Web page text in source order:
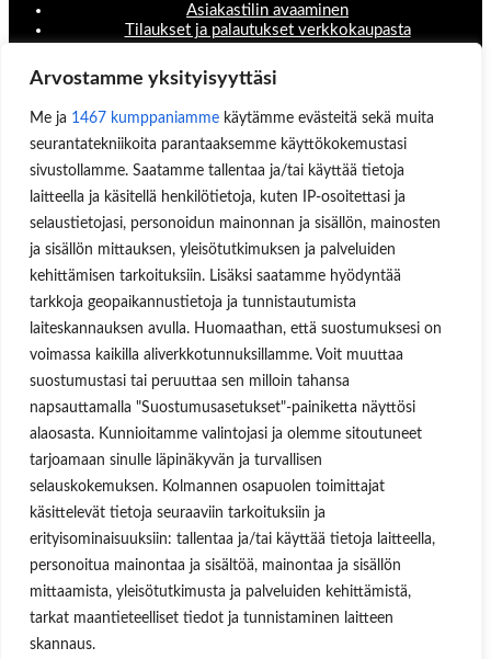
Arvostamme yksityisyyttäsi
Me ja 1467 kumppaniamme käytämme evästeitä sekä muita
seurantatekniikoita parantaaksemme käyttökokemustasi
sivustollamme. Saatamme tallentaa ja/tai käyttää tietoja
laitteella ja käsitellä henkilötietoja, kuten IP-osoitettasi ja
selaustietojasi, personoidun mainonnan ja sisällön, mainosten
ja sisällön mittauksen, yleisötutkimuksen ja palveluiden
kehittämisen tarkoituksiin. Lisäksi saatamme hyödyntää
tarkkoja geopaikannustietoja ja tunnistautumista
laiteskannauksen avulla. Huomaathan, että suostumuksesi on
voimassa kaikilla aliverkkotunnuksillamme. Voit muuttaa
suostumustasi tai peruuttaa sen milloin tahansa
napsauttamalla "Suostumusasetukset"-painiketta näyttösi
alaosasta. Kunnioitamme valintojasi ja olemme sitoutuneet
tarjoamaan sinulle läpinäkyvän ja turvallisen
selauskokemuksen. Kolmannen osapuolen toimittajat
käsittelevät tietoja seuraaviin tarkoituksiin ja
erityisominaisuuksiin: tallentaa ja/tai käyttää tietoja laitteella,
personoitua mainontaa ja sisältöä, mainontaa ja sisällön
mittaamista, yleisötutkimusta ja palveluiden kehittämistä,
tarkat maantieteelliset tiedot ja tunnistaminen laitteen
skannaus.
Asiakastilin avaaminen
Tilaukset ja palautukset verkkokaupasta
Valikko
Teollisuustuotteet
Hinnastot & esitteet
Huoltopalvelut
Hae sivuilta
Aukioloajat
Ma-Pe 8:00-16.00
OSOITE
Lukkosepänkatu 14, 20320 Turku
Käyttäjätunnus tai sähköpostiosoite
Salasana
Muista minut